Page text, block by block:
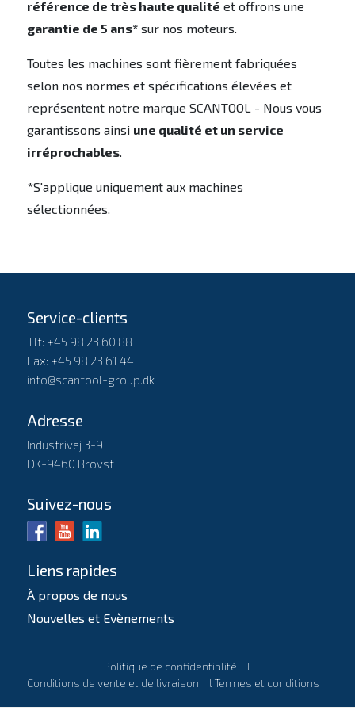
référence de très haute qualité et offrons une
garantie de 5 ans*sur nos moteurs.
Toutes les machines sont fièrement fabriquées
selon nos normes et spécifications élevées et
représentent notre marque SCANTOOL - Nous vous
garantissons ainsi une qualité et un service
irréprochables.
*S'applique uniquement aux machines
sélectionnées.
Service-clients
Tlf: +45 98 23 60 88
Fax: +45 98 23 61 44
info@scantool-group.dk
Adresse
Industrivej 3-9
DK-9460 Brovst
Suivez-nous
Liens rapides
À propos de nous
Nouvelles et Evènements
Politique de confidentialité
l
Conditions de vente et de livraison
lTermes et conditions